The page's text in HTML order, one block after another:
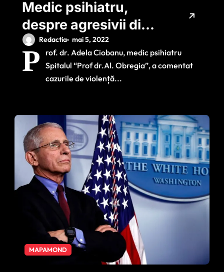
Medic psihiatru,
despre agresivii din
trafic şi din şcoli:
“Pandemia a generat
un tsunami de
Redactia mai 5, 2022
P
rof. dr. Adela Ciobanu, medic psihiatru
Spitalul “Prof dr.Al. Obregia”, a comentat
cazurile de violență...
MAPAMOND